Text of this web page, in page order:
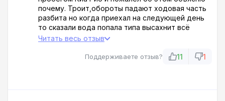
При оформлении машины вдобавок выяснили,
что машина была в ДТП. ЗАНАВЕС!!!
Да, по документам мы виноваты во всем (не
посмотрели машину, документы). Но чисто по
Мы научились на своих ошибках, и благодаря
собрался посетить этот салон, посмотрите
лайки после любого отзыва. НИКОМУ НЕ
СОВЕТУЮ.
почему. Троит,обороты падают ходовая часть
разбита но когда приехал на следующей день
то сказали вода попала типа высахнит всё
пройдёт. Да сами а салоне протёрли поменяли
все хуже начала глохнут на светофоре при
Читать весь отзыв
Поддерживаете отзыв? 11 1